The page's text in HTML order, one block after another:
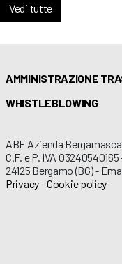
Vedi tutte
AMMINISTRAZIONE
WHISTLEBLOWING
ABF Azienda
C.F. e P. IVA
24125 Bergamo (BG) -
Privacy-Cookie policy